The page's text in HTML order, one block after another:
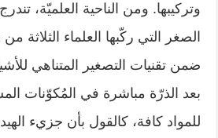
وتركيبها. ومن الناحية العلميّة،
الصغر التي ركّبها العلماء الثلاثة
ضمن تقنيات التصغير المتناهي
بعد الذرّة مباشرة في المُكوّنات
للمواد كافة، كالقول بأن جزيء